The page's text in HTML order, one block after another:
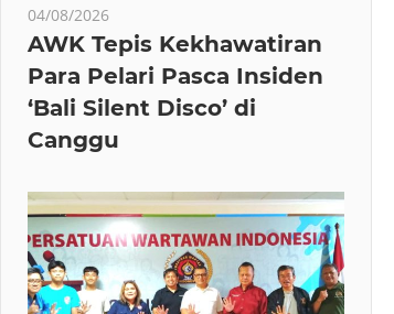
04/08/2026
AWK Tepis Kekhawatiran
Para Pelari Pasca Insiden
‘Bali Silent Disco’ di
Canggu